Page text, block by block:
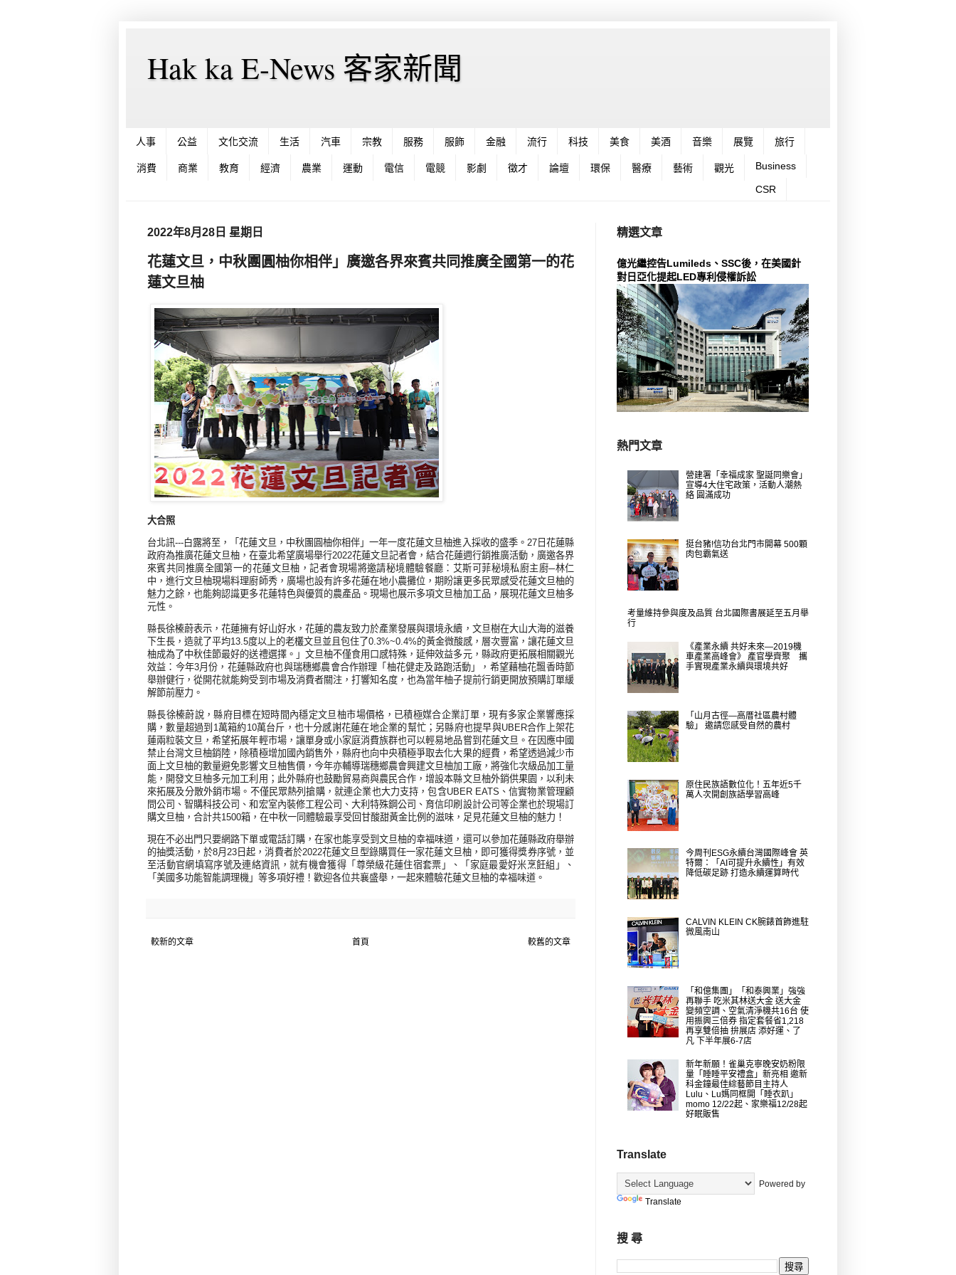
Hak ka E-News 客家新聞
人事 公益 文化交流 生活 汽車 宗教 服務 服飾 金融 流行 科技 美食 美酒 音樂 展覽 旅行
消費 商業 教育 經濟 農業 運動 電信 電競 影劇 徵才 論壇 環保 醫療 藝術 觀光 Business
CSR
2022年8月28日 星期日
花蓮文旦，中秋團圓柚你相伴」廣邀各界來賓共同推廣全國第一的花
蓮文旦柚
大合照
台北訊---白露將至，「花蓮文旦，中秋團圓柚你相伴」一年一度花蓮文旦柚進入採收的盛季。 27日花蓮縣
政府為推廣花蓮文旦柚，在臺北希望廣場舉行2022花蓮文旦記者會，結合花蓮週行銷推廣活動，廣邀各界
來賓共同推廣全國第一的花蓮文旦柚，記者會現場將邀請秘境體驗餐廳：艾斯可菲秘境私廚主廚─林仁
中，進行文旦柚現場料理廚師秀，廣場也設有許多花蓮在地小農攤位，期盼讓更多民眾感受花蓮文旦柚的
魅力之餘，也能夠認識更多花蓮特色與優質的農產品。現場也展示多項文旦柚加工品，展現花蓮文旦柚多
元性。
縣長徐榛蔚表示，花蓮擁有好山好水，花蓮的農友致力於產業發展與環境永續，文旦樹在大山大海的滋養
下生長，造就了平均13.5度以上的老欉文旦並且包住了0.3%~0.4%的黃金微酸感，層次豐富，讓花蓮文旦
柚成為了中秋佳節最好的送禮選擇。」文旦柚不僅食用口感特殊，延伸效益多元，縣政府更拓展相關觀光
效益：今年3月份，花蓮縣政府也與瑞穗鄉農會合作辦理「柚花健走及路跑活動」，希望藉柚花飄香時節
舉辦健行，從開花就能夠受到市場及消費者關注，打響知名度，也為當年柚子提前行銷更開放預購訂單緩
解節前壓力。
縣長徐榛蔚說，縣府目標在短時間內穩定文旦柚市場價格，已積極媒合企業訂單，現有多家企業響應採
購，數量超過到 1萬箱約10萬台斤，也十分感謝花蓮在地企業的幫忙；另縣府也提早與UBER合作上架花
蓮兩粒裝文旦，希望拓展年輕市場，讓單身或小家庭消費族群也可以輕易地品嘗到花蓮文旦。在因應中國
禁止台灣文旦柚銷陸，除積極增加國內銷售外，縣府也向中央積極爭取去化大果的經費，希望透過減少市
面上文旦柚的數量避免影響文旦柚售價，今年亦輔導瑞穗鄉農會興建文旦柚加工廠，將強化次級品加工量
能，開發文旦柚多元加工利用；此外縣府也鼓勵貿易商與農民合作，增設本縣文旦柚外銷供果園，以利未
來拓展及分散外銷市場。不僅民眾熱列搶購，就連企業也大力支持，包含UBER EATS 、信實物業管理顧
問公司、智購科技公司、和宏室內裝修工程公司、大利特殊鋼公司、育信印刷設計公司等企業也於現場訂
購文旦柚，合計共1500箱，在中秋一同體驗最享受回甘酸甜黃金比例的滋味，足見花蓮文旦柚的魅力！
現在不必出門只要網路下單或電話訂購，在家也能享受到文旦柚的幸福味道，還可以參加花蓮縣政府舉辦
的抽獎活動，於8月23 日起，消費者於2022花蓮文旦型錄購買任一家花蓮文旦柚，即可獲得獎券序號，並
至活動官網填寫序號及連絡資訊，就有機會獲得「尊榮級花蓮住宿套票」、「家庭最愛好米烹飪組」、
「美國多功能智能調理機」等多項好禮！歡迎各位共襄盛舉，一起來體驗花蓮文旦柚的幸福味道。
較新的文章 較舊的文章
首頁
精選文章
億光繼控告Lumileds、SSC後，在美國針
對日亞化提起LED專利侵權訴訟
熱門文章
營建署「幸福成家 聖誕同樂會」
宣導4大住宅政策，活動人潮熱
絡 圓滿成功
挺台豬!信功台北門市開幕 500顆
肉包霸氣送
考量維持參與度及品質 台北國際書展延至五月舉
行
《產業永續 共好未來—2019機
車產業高峰會》 產官學齊聚 攜
手實現產業永續與環境共好
「山月古徑—高厝社區農村體
驗」 邀請您感受自然的農村
原住民族語數位化！五年近5千
萬人次開創族語學習高峰
今周刊ESG永續台灣國際峰會 英
特爾：「AI可提升永續性」有效
降低碳足跡 打造永續運算時代
CALVIN KLEIN CK腕錶首飾進駐
微風南山
「和億集團」「和泰興業」強強
再聯手 吃米其林送大金 送大金
變頻空調、空氣清淨機共16台 使
用振興三倍券 指定套餐省1,218
再享雙倍抽 拚展店 添好運、了
凡 下半年展6-7店
新年新願！雀巢克寧晚安奶粉限
量「睡睡平安禮盒」新亮相 邀新
科金鐘最佳綜藝節目主持人
Lulu、Lu媽同框開「睡衣趴」
momo 12/22起、家樂福12/28起
好眠販售
Translate
Powered by
Translate
搜 尋